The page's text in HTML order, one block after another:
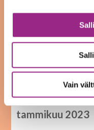
Vain
joulukuu 2023
elokuu 2023
kesäkuu 2023
maaliskuu 2023
tammikuu 2023